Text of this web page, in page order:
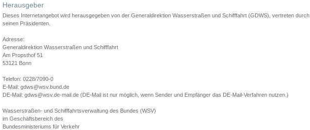
Herausgeber
Dieses Internetangebot wird herausgegeben von der Generaldirektion Wasserstraßen und Schifffahrt (GDWS), vertreten durch
seinen Präsidenten.
Adresse:
Generaldirektion Wasserstraßen und Schifffahrt
Am Propsthof 51
53121 Bonn
Telefon: 0228/7090-0
E-Mail: gdws@wsv.bund.de
DE-Mail: gdws@wsv.de-mail.de (DE-Mail ist nur möglich, wenn Sender und Empfänger das DE-Mail-Verfahren nutzen.)
Wasserstraßen- und Schifffahrtsverwaltung des Bundes (WSV)
im Geschäftsbereich des
Bundesministeriums für Verkehr